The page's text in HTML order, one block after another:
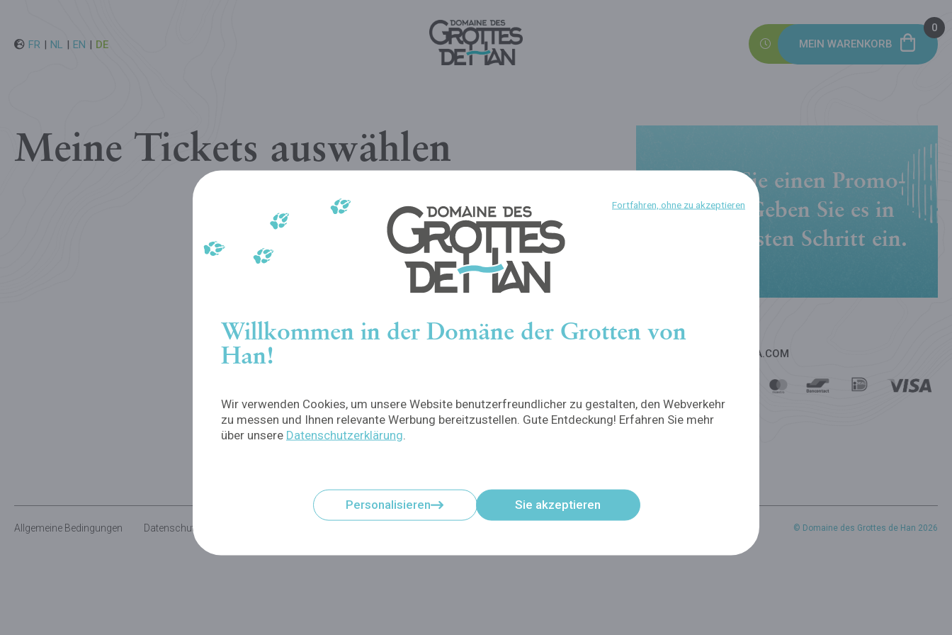
FR | NL | EN | DE MEIN WARENKORB
0
Meine Tickets auswählen
Haben Sie einen Promo-
Code? Geben Sie es in
den nächsten Schritt ein.
ZAHLUNGSMITTEL - VIVA.COM
Allgemeine Bedingungen Datenschutzerklärung © Domaine des Grottes de Han 2026
Willkommen in der Domäne der Grotten von
Han!
Wir verwenden Cookies, um unsere Website benutzerfreundlicher zu gestalten, den Webverkehr
zu messen und Ihnen relevante Werbung bereitzustellen. Gute Entdeckung! Erfahren Sie mehr
über unsere Datenschutzerklärung
Personalisieren Sie akzeptieren
Fortfahren, ohne zu akzeptieren